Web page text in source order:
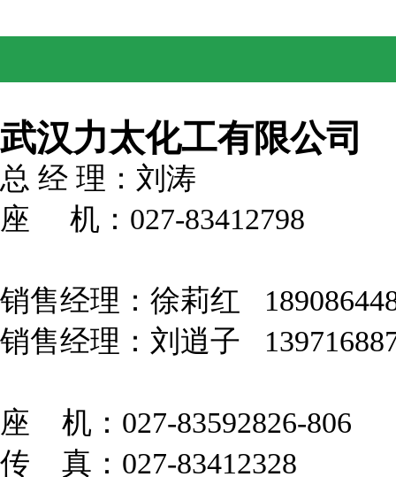
武汉力太化工有限公司
总 经 理：刘涛
座 机：027-83412798
销售经理：徐莉红
销售经理：刘逍子
座 机：027-83592826-806
传 真：027-83412328